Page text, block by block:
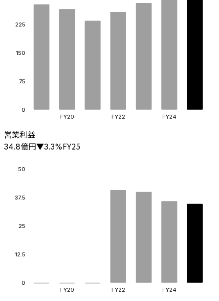
0
75
150
225
FY20 FY22 FY24
営業利益
34.8億円▼3.3%FY25
0
12.5
25
37.5
50
FY20 FY22 FY24